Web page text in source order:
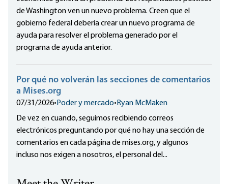
de Washington ven un nuevo problema. Creen que el
gobierno federal debería crear un nuevo programa de
ayuda para resolver el problema generado por el
programa de ayuda anterior.
Por qué no volverán las secciones de comentarios
a Mises.org
07/31/2026• Poder y mercado• Ryan McMaken
De vez en cuando, seguimos recibiendo correos
electrónicos preguntando por qué no hay una sección de
comentarios en cada página de mises.org, y algunos
incluso nos exigen a nosotros, el personal del...